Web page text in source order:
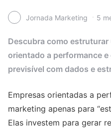
Jornada Marketing 5
Descubra como
orientado a performance
previsível com dados e
Empresas orientadas a
marketing apenas para
Elas investem para gerar